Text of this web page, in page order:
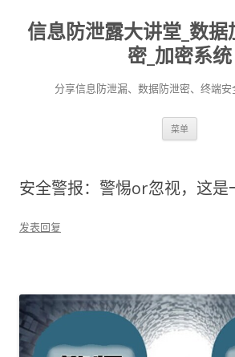
信息防泄露大讲堂_数据
密_加密系统
分享信息防泄漏、数据防泄密、终端
菜单
安全警报：警惕or忽视，这是
发表回复